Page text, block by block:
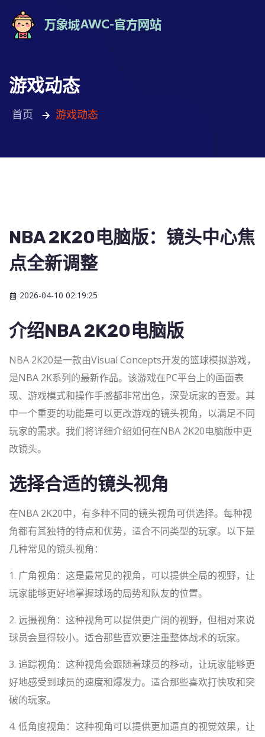
游戏动态
首页 游戏动态
NBA 2K20电脑版：镜头中心焦
点全新调整
2026-04-10 02:19:25
介绍NBA 2K20电脑版
NBA 2K20是一款由Visual Concepts开发的篮球模拟游戏，
是NBA 2K系列的最新作品。该游戏在PC平台上的画面表
现、游戏模式和操作手感都非常出色，深受玩家的喜爱。其
中一个重要的功能是可以更改游戏的镜头视角，以满足不同
玩家的需求。我们将详细介绍如何在NBA 2K20电脑版中更
改镜头。
选择合适的镜头视角
在NBA 2K20中，有多种不同的镜头视角可供选择。每种视
角都有其独特的特点和优势，适合不同类型的玩家。以下是
几种常见的镜头视角：
1. 广角视角：这是最常见的视角，可以提供全局的视野，让
玩家能够更好地掌握球场的局势和队友的位置。
2. 远摄视角：这种视角可以提供更广阔的视野，但相对来说
球员会显得较小。适合那些喜欢更注重整体战术的玩家。
3. 追踪视角：这种视角会跟随着球员的移动，让玩家能够更
好地感受到球员的速度和爆发力。适合那些喜欢打快攻和突
破的玩家。
4. 低角度视角：这种视角可以提供更加逼真的视觉效果，让